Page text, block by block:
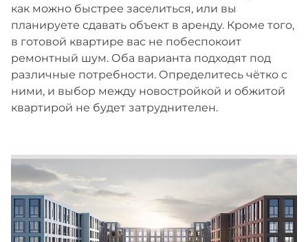
как можно быстрее заселиться, или вы
планируете сдавать объект в аренду. Кроме того,
в готовой квартире вас не побеспокоит
ремонтный шум. Оба варианта подходят под
различные потребности. Определитесь чётко с
ними, и выбор между новостройкой и обжитой
квартирой не будет затруднителен.